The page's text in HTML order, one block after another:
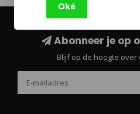
Abonneer je op
Blijf op de hoogte
Oké